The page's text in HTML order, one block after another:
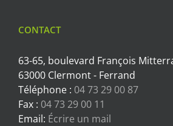
CONTACT
63-65, boulevard François
63000 Clermont - Ferrand
Téléphone : 04 73 29 00 87
Fax : 04 73 29 00 11
Email: Écrire un mail